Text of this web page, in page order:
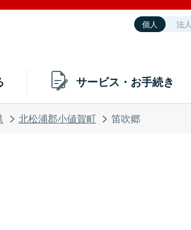
個人 法人
サービス・お手続き
北松浦郡小値賀町 笛吹郷